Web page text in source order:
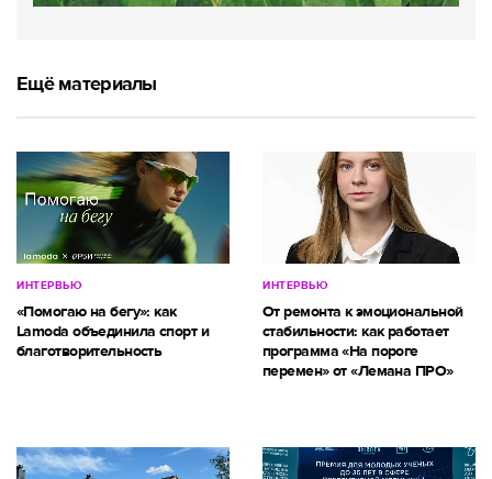
Ещё материалы
ИНТЕРВЬЮ
«Помогаю на бегу»: как
Lamoda объединила спорт и
благотворительность
ИНТЕРВЬЮ
От ремонта к эмоциональной
стабильности: как работает
программа «На пороге
перемен» от «Лемана ПРО»